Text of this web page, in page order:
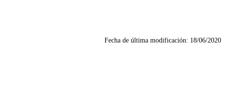
Fecha de última modificación: 18/06/2020